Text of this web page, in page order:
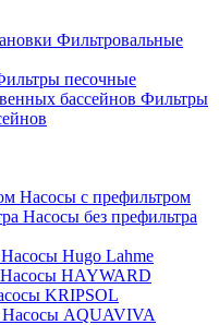
Фильтровальные
песочные
Фильтры
Насосы с префильтром
Насосы без префильтра
Насосы Hugo Lahme
Насосы HAYWARD
KRIPSOL
Насосы AQUAVIVA